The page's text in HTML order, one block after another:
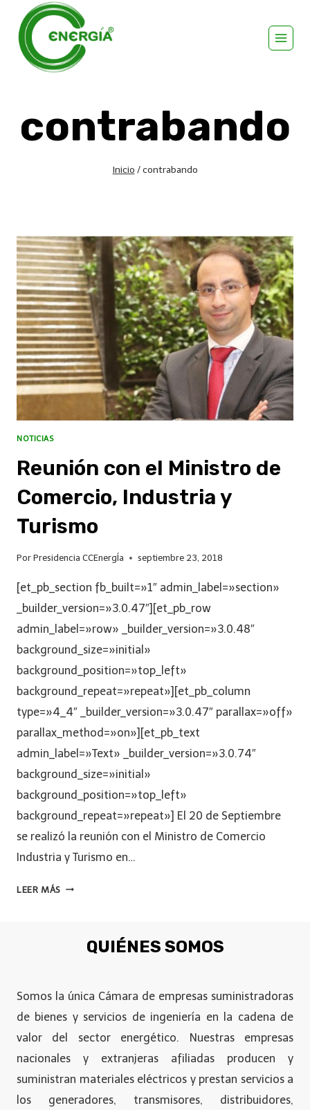
contrabando
Inicio / contrabando
NOTICIAS
Reunión con el Ministro de
Comercio, Industria y
Turismo
Por Presidencia CCEnergÍa septiembre 23, 2018
[et_pb_section fb_built=»1″ admin_label=»section»
_builder_version=»3.0.47″][et_pb_row
admin_label=»row» _builder_version=»3.0.48″
background_size=»initial»
background_position=»top_left»
background_repeat=»repeat»][et_pb_column
type=»4_4″ _builder_version=»3.0.47″ parallax=»off»
parallax_method=»on»][et_pb_text
admin_label=»Text» _builder_version=»3.0.74″
background_size=»initial»
background_position=»top_left»
background_repeat=»repeat»] El 20 de Septiembre
se realizó la reunión con el Ministro de Comercio
Industria y Turismo en…
LEER MÁS
QUIÉNES SOMOS
Somos la única Cámara de empresas suministradoras
de bienes y servicios de ingeniería en la cadena de
valor del sector energético. Nuestras empresas
nacionales y extranjeras afiliadas producen y
suministran materiales eléctricos y prestan servicios a
los generadores, transmisores, distribuidores,